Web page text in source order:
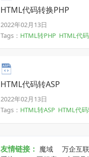
HTML代码转换PHP
2022年02月13日
Tags： HTML转PHP HTML代
HTML代码转ASP
2022年02月13日
Tags： HTML转ASP HTML代码
友情链接： 魔域 万企互联